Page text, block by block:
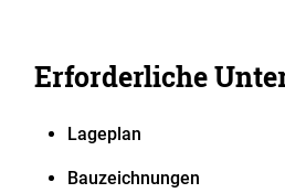
Erforderliche
Lageplan
Bauzeichnungen